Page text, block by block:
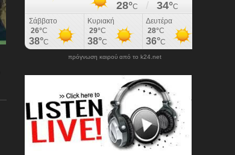
πρόγνωση καιρού από το k24.net